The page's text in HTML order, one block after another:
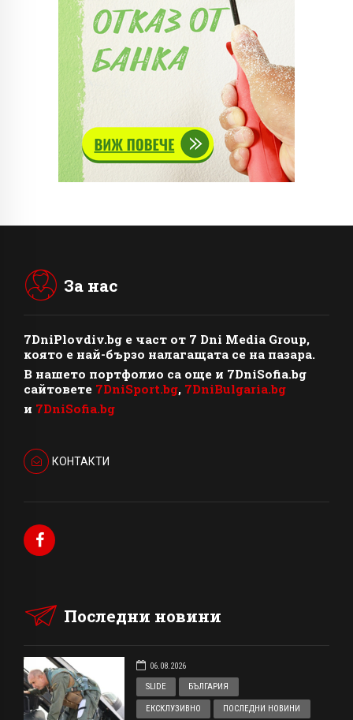
За нас
7DniPlovdiv.bg e част от 7 Dni Media Group,
която е най-бързо налагащата се на пазара.
В нашето портфолио са още и 7DniSofia.bg
сайтовете 7DniSport.bg, 7DniBulgaria.bg
и 7DniSofia.bg
КОНТАКТИ
Последни новини
06.08.2026
SLIDE
БЪЛГАРИЯ
ЕКСКЛУЗИВНО ПОСЛЕДНИ НОВИНИ